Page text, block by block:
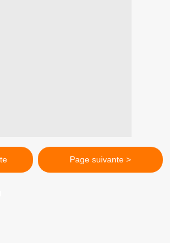
Page suivante >